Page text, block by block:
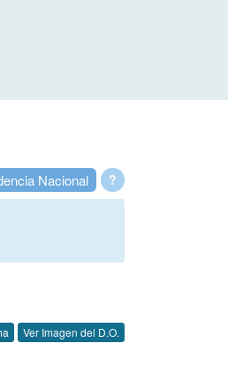
?
Nacional
Ver Imagen del D.O.